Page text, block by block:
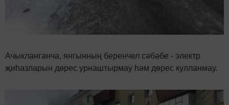
Ачыкланганча, янгынның беренчел сәбәбе - электр
җиһазларын дөрес урнаштырмау һәм дөрес кулланмау.